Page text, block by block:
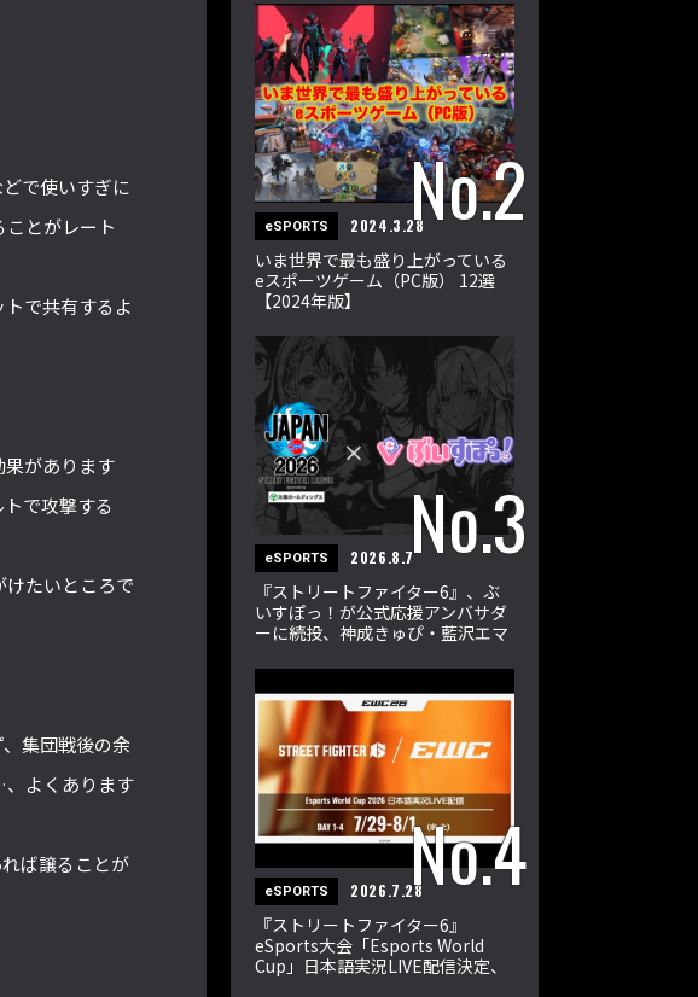
で使いすぎに
とがレート
で共有するよ
があります
で攻撃する
たいところで
集団戦後の余
よくあります
ば譲ることが
eSPORTS 2024.3.28
いま世界で最も盛り上がっている
eスポーツゲーム（PC版） 12選
【2024年版】
eSPORTS 2026.8.7
『ストリートファイター6』、ぶ
いすぽっ！が公式応援アンバサダ
ーに続投、神成きゅぴ・藍沢エマ
eSPORTS 2026.7.28
『ストリートファイター6』
eSports大会「Esports World
Cup」日本語実況LIVE配信決定、